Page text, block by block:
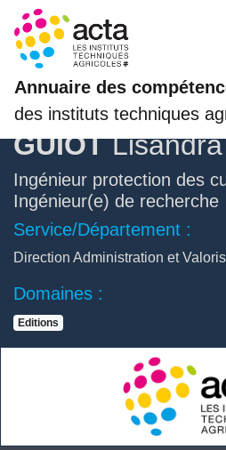
Annuaire des
des instituts techniques
GUIOTLisandra
Ingénieur protection des
Ingénieur(e) de recherche
Service/Département :
Direction Administration et
Domaines :
Editions